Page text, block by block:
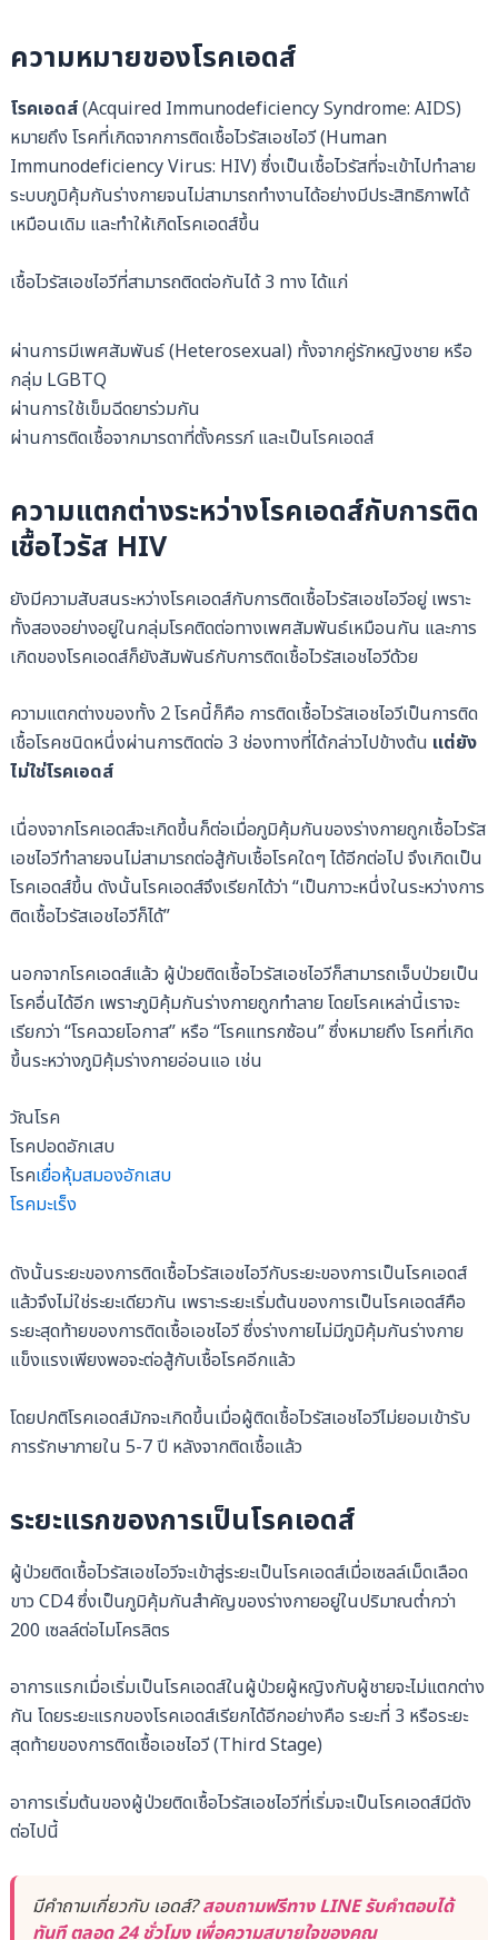
ความหมายของโรคเอดส์
โรคเอดส์(Acquired Immunodeficiency Syndrome: AIDS)
หมายถึง โรคที่เกิดจากการติดเชื้อไวรัสเอชไอวี (Human
Immunodeficiency Virus: HIV) ซึ่งเป็นเชื้อไวรัสที่จะเข้าไปทำลาย
ระบบภูมิคุ้มกันร่างกายจนไม่สามารถทำงานได้อย่างมีประสิทธิภาพได้
เหมือนเดิม และทำให้เกิดโรคเอดส์ขึ้น
เชื้อไวรัสเอชไอวีที่สามารถติดต่อกันได้ 3 ทาง ได้แก่
ผ่านการมีเพศสัมพันธ์ (Heterosexual) ทั้งจากคู่รักหญิงชาย หรือ
กลุ่ม LGBTQ
ผ่านการใช้เข็มฉีดยาร่วมกัน
ผ่านการติดเชื้อจากมารดาที่ตั้งครรภ์ และเป็นโรคเอดส์
ความแตกต่างระหว่างโรคเอดส์กับการติด
เชื้อไวรัส HIV
ยังมีความสับสนระหว่างโรคเอดส์กับการติดเชื้อไวรัสเอชไอวีอยู่ เพราะ
ทั้งสองอย่างอยู่ในกลุ่มโรคติดต่อทางเพศสัมพันธ์เหมือนกัน และการ
เกิดของโรคเอดส์ก็ยังสัมพันธ์กับการติดเชื้อไวรัสเอชไอวีด้วย
ความแตกต่างของทั้ง 2 โรคนี้ก็คือ การติดเชื้อไวรัสเอชไอวีเป็นการติด
เชื้อโรคชนิดหนึ่งผ่านการติดต่อ 3 ช่องทางที่ได้กล่าวไปข้างต้น แต่ยัง
ไม่ใช่โรคเอดส์
เนื่องจากโรคเอดส์จะเกิดขึ้นก็ต่อเมื่อภูมิคุ้มกันของร่างกายถูกเชื้อไวรัส
เอชไอวีทำลายจนไม่สามารถต่อสู้กับเชื้อโรคใดๆ ได้อีกต่อไป จึงเกิดเป็น
โรคเอดส์ขึ้น ดังนั้นโรคเอดส์จึงเรียกได้ว่า “เป็นภาวะหนึ่งในระหว่างการ
ติดเชื้อไวรัสเอชไอวีก็ได้”
นอกจากโรคเอดส์แล้ว ผู้ป่วยติดเชื้อไวรัสเอชไอวีก็สามารถเจ็บป่วยเป็น
โรคอื่นได้อีก เพราะภูมิคุ้มกันร่างกายถูกทำลาย โดยโรคเหล่านี้เราจะ
เรียกว่า “โรคฉวยโอกาส” หรือ “โรคแทรกซ้อน” ซึ่งหมายถึง โรคที่เกิด
ขึ้นระหว่างภูมิคุ้มร่างกายอ่อนแอ เช่น
วัณโรค
โรคปอดอักเสบ
โรคเยื่อหุ้มสมองอักเสบ
โรคมะเร็ง
ดังนั้นระยะของการติดเชื้อไวรัสเอชไอวีกับระยะของการเป็นโรคเอดส์
แล้วจึงไม่ใช่ระยะเดียวกัน เพราะระยะเริ่มต้นของการเป็นโรคเอดส์คือ
ระยะสุดท้ายของการติดเชื้อเอชไอวี ซึ่งร่างกายไม่มีภูมิคุ้มกันร่างกาย
แข็งแรงเพียงพอจะต่อสู้กับเชื้อโรคอีกแล้ว
โดยปกติโรคเอดส์มักจะเกิดขึ้นเมื่อผู้ติดเชื้อไวรัสเอชไอวีไม่ยอมเข้ารับ
การรักษาภายใน 5-7 ปี หลังจากติดเชื้อแล้ว
ระยะแรกของการเป็นโรคเอดส์
ผู้ป่วยติดเชื้อไวรัสเอชไอวีจะเข้าสู่ระยะเป็นโรคเอดส์เมื่อเซลล์เม็ดเลือด
ขาว CD4 ซึ่งเป็นภูมิคุ้มกันสำคัญของร่างกายอยู่ในปริมาณต่ำกว่า
200 เซลล์ต่อไมโครลิตร
อาการแรกเมื่อเริ่มเป็นโรคเอดส์ในผู้ป่วยผู้หญิงกับผู้ชายจะไม่แตกต่าง
กัน โดยระยะแรกของโรคเอดส์เรียกได้อีกอย่างคือ ระยะที่ 3 หรือระยะ
สุดท้ายของการติดเชื้อเอชไอวี (Third Stage)
อาการเริ่มต้นของผู้ป่วยติดเชื้อไวรัสเอชไอวีที่เริ่มจะเป็นโรคเอดส์มีดัง
ต่อไปนี้
มีคำถามเกี่ยวกับ เอดส์?สอบถามฟรีทาง LINE รับคำตอบได้
ทันที ตลอด 24 ชั่วโมง เพื่อความสบายใจของคุณ